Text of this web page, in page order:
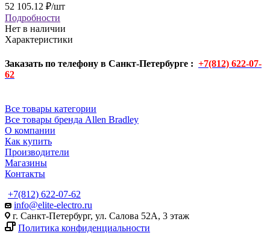
52 105.12 ₽/шт
Подробности
Нет в наличии
Характеристики
Заказать по телефону в Санкт-Петербурге : +7(812) 622-07-
62
Все товары категории
Все товары бренда Allen Bradley
О компании
Как купить
Производители
Магазины
Контакты
+7(812) 622-07-62
info@elite-electro.ru
г. Санкт-Петербург, ул. Салова 52А, 3 этаж
Политика конфиденциальности